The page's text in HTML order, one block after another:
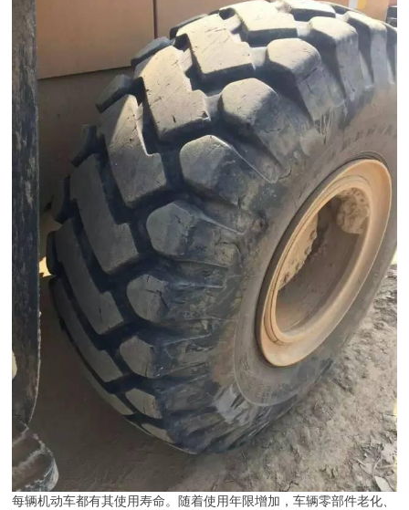
每辆机动车都有其使用寿命。随着使用年限增加，车辆零部件老化、